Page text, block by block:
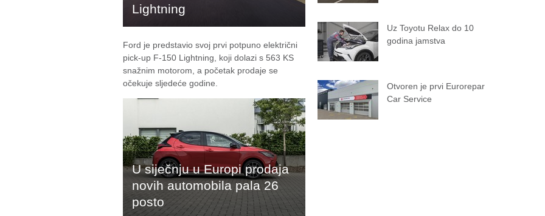
Lightning
Ford je predstavio svoj prvi potpuno električni
pick-up F-150 Lightning, koji dolazi s 563 KS
snažnim motorom, a početak prodaje se
očekuje sljedeće godine.
U siječnju u Europi prodaja
novih automobila pala 26
posto
Uz Toyotu Relax do 10
godina jamstva
Otvoren je prvi Eurorepar
Car Service